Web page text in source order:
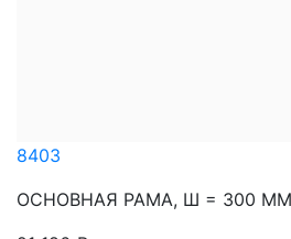
8403
ОСНОВНАЯ РАМА, Ш = 300